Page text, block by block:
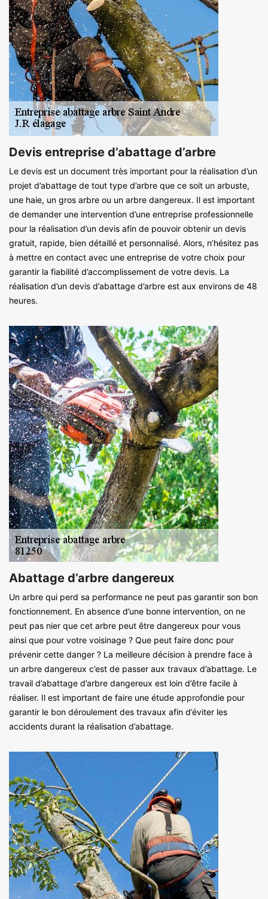
Devis entreprise d’abattage d’arbre
Le devis est un document très important pour la réalisation d’un
projet d’abattage de tout type d’arbre que ce soit un arbuste,
une haie, un gros arbre ou un arbre dangereux. Il est important
de demander une intervention d’une entreprise professionnelle
pour la réalisation d’un devis afin de pouvoir obtenir un devis
gratuit, rapide, bien détaillé et personnalisé. Alors, n’hésitez pas
à mettre en contact avec une entreprise de votre choix pour
garantir la fiabilité d’accomplissement de votre devis. La
réalisation d’un devis d’abattage d’arbre est aux environs de 48
heures.
Abattage d’arbre dangereux
Un arbre qui perd sa performance ne peut pas garantir son bon
fonctionnement. En absence d’une bonne intervention, on ne
peut pas nier que cet arbre peut être dangereux pour vous
ainsi que pour votre voisinage ? Que peut faire donc pour
prévenir cette danger ? La meilleure décision à prendre face à
un arbre dangereux c’est de passer aux travaux d’abattage. Le
travail d’abattage d’arbre dangereux est loin d’être facile à
réaliser. Il est important de faire une étude approfondie pour
garantir le bon déroulement des travaux afin d’éviter les
accidents durant la réalisation d’abattage.